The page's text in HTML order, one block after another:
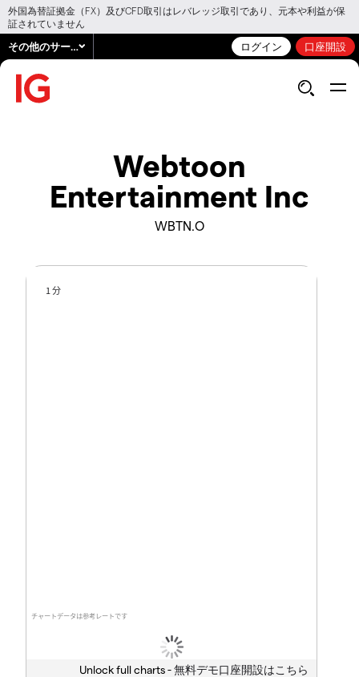
外国為替証拠金（FX）及びCFD取引はレバレッジ取引であり、元本や利益が保
証されていません
その他のサービス ログイン 口座開設
Webtoon
Entertainment Inc
WBTN.O
チャートデータは参考レートです
1 分
Unlock full charts -